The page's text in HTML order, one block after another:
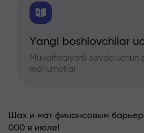
Yangi boshlovchilar
Muvaffaqiyatli savdo uchun
ma’lumotlar
Шах и мат финансовым
000 в июле!